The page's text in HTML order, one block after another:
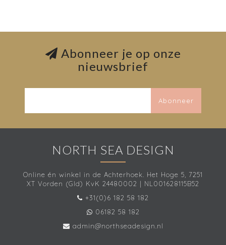
Abonneer je op onze
nieuwsbrief
Abonneer
NORTH SEA DESIGN
Online én winkel in de Achterhoek. Het Hoge 5, 7251
XT Vorden (Gld) KvK 24480002 | NL001628115B52
+31(0)6 182 58 182
06182 58 182
admin@northseadesign.nl